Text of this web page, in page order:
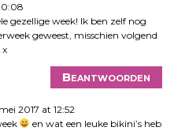
gezellige week! Ik ben zelf nog
geweest, misschien volgend
x
Beantwoorden
2017 at 12:52
en wat een leuke bikini’s heb